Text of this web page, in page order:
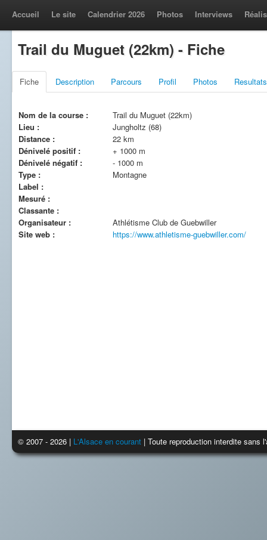
Accueil Le site Calendrier 2026 Photos Interviews
Trail du Muguet (22km) - Fiche
Fiche Description Parcours Profil Photos Resultats
Nom de la course :
Trail du Muguet (22km)
Lieu :
Jungholtz (68)
Distance :
22 km
Dénivelé positif :
+ 1000 m
Dénivelé négatif :
- 1000 m
Type :
Montagne
Label :
Mesuré :
Classante :
Organisateur :
Athlétisme Club de Guebwiller
Site web :
https://www.athletisme-guebwiller.com/
© 2007 - 2026 | L'Alsace en courant | Toute reproduction interdite sans